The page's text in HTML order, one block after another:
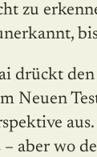
zu
drückt
Neuen
aber wo